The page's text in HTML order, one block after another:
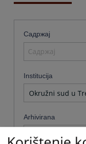
Садржај
Institucija
Okružni sud u
Arhivirana
Ne